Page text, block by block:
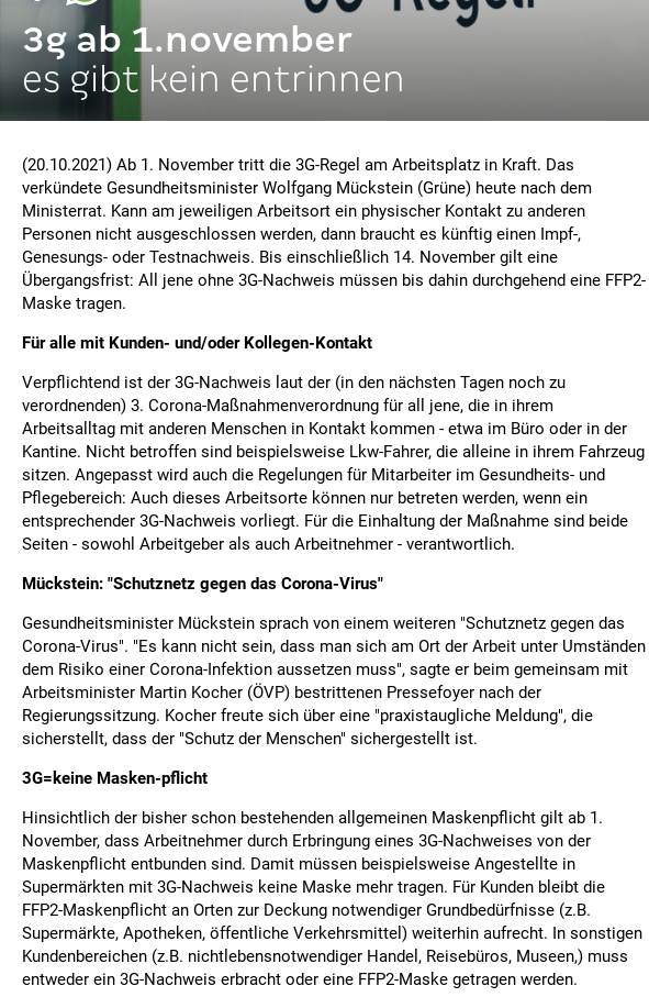
3g ab 1.november
es gibt kein entrinnen
(20.10.2021) Ab 1. November tritt die 3G-Regel am Arbeitsplatz in Kraft. Das
verkündete Gesundheitsminister Wolfgang Mückstein (Grüne) heute nach dem
Ministerrat. Kann am jeweiligen Arbeitsort ein physischer Kontakt zu anderen
Personen nicht ausgeschlossen werden, dann braucht es künftig einen Impf-,
Genesungs- oder Testnachweis. Bis einschließlich 14. November gilt eine
Übergangsfrist: All jene ohne 3G-Nachweis müssen bis dahin durchgehend eine FFP2-
Maske tragen.
Für alle mit Kunden- und/oder Kollegen-Kontakt
Verpflichtend ist der 3G-Nachweis laut der (in den nächsten Tagen noch zu
verordnenden) 3. Corona-Maßnahmenverordnung für all jene, die in ihrem
Arbeitsalltag mit anderen Menschen in Kontakt kommen - etwa im Büro oder in der
Kantine. Nicht betroffen sind beispielsweise Lkw-Fahrer, die alleine in ihrem Fahrzeug
sitzen. Angepasst wird auch die Regelungen für Mitarbeiter im Gesundheits- und
Pflegebereich: Auch dieses Arbeitsorte können nur betreten werden, wenn ein
entsprechender 3G-Nachweis vorliegt. Für die Einhaltung der Maßnahme sind beide
Seiten - sowohl Arbeitgeber als auch Arbeitnehmer - verantwortlich.
Mückstein: "Schutznetz gegen das Corona-Virus"
Gesundheitsminister Mückstein sprach von einem weiteren "Schutznetz gegen das
Corona-Virus". "Es kann nicht sein, dass man sich am Ort der Arbeit unter Umständen
dem Risiko einer Corona-Infektion aussetzen muss", sagte er beim gemeinsam mit
Arbeitsminister Martin Kocher (ÖVP) bestrittenen Pressefoyer nach der
Regierungssitzung. Kocher freute sich über eine "praxistaugliche Meldung", die
sicherstellt, dass der "Schutz der Menschen" sichergestellt ist.
3G=keine Masken-pflicht
Hinsichtlich der bisher schon bestehenden allgemeinen Maskenpflicht gilt ab 1.
November, dass Arbeitnehmer durch Erbringung eines 3G-Nachweises von der
Maskenpflicht entbunden sind. Damit müssen beispielsweise Angestellte in
Supermärkten mit 3G-Nachweis keine Maske mehr tragen. Für Kunden bleibt die
FFP2-Maskenpflicht an Orten zur Deckung notwendiger Grundbedürfnisse (z.B.
Supermärkte, Apotheken, öffentliche Verkehrsmittel) weiterhin aufrecht. In sonstigen
Kundenbereichen (z.B. nichtlebensnotwendiger Handel, Reisebüros, Museen,) muss
entweder ein 3G-Nachweis erbracht oder eine FFP2-Maske getragen werden.